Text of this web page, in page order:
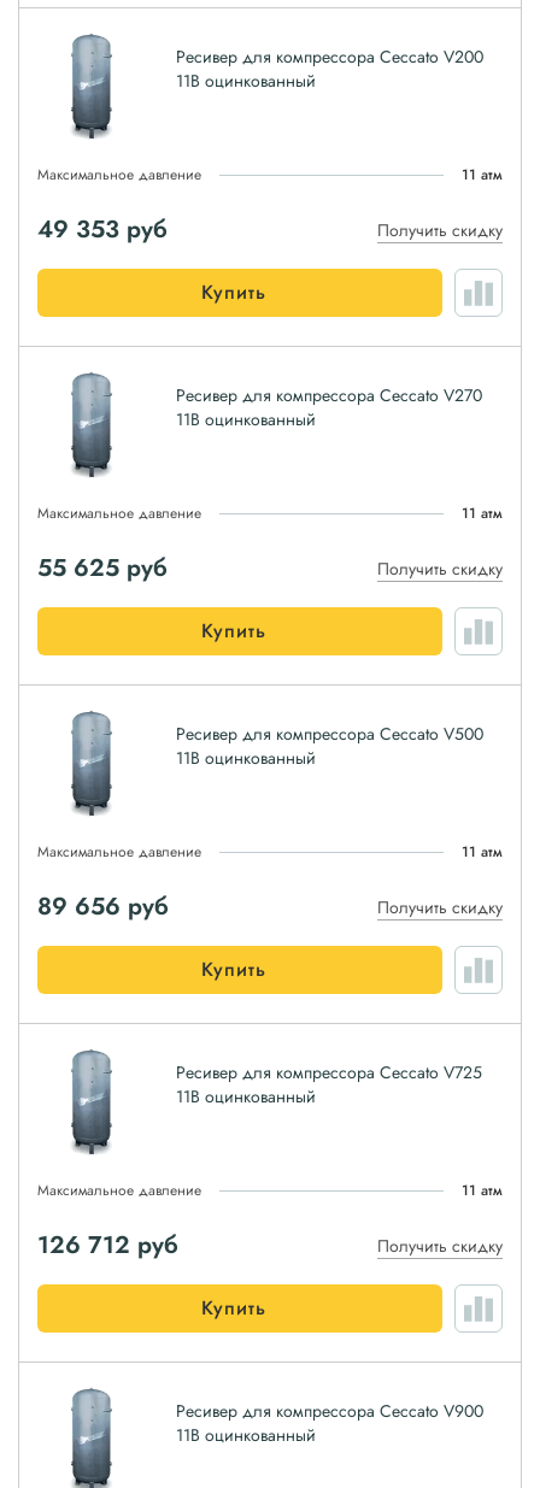
Ресивер для компрессора Ceccato V200
11B оцинкованный
Максимальное давление 11 атм
49 353 руб Получить скидку
Купить
Ресивер для компрессора Ceccato V270
11B оцинкованный
Максимальное давление 11 атм
55 625 руб Получить скидку
Купить
Ресивер для компрессора Ceccato V500
11B оцинкованный
Максимальное давление 11 атм
89 656 руб Получить скидку
Купить
Ресивер для компрессора Ceccato V725
11B оцинкованный
Максимальное давление 11 атм
126 712 руб Получить скидку
Купить
Ресивер для компрессора Ceccato V900
11B оцинкованный